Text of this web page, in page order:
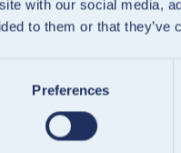
with our social media,
to them or that
Preferences